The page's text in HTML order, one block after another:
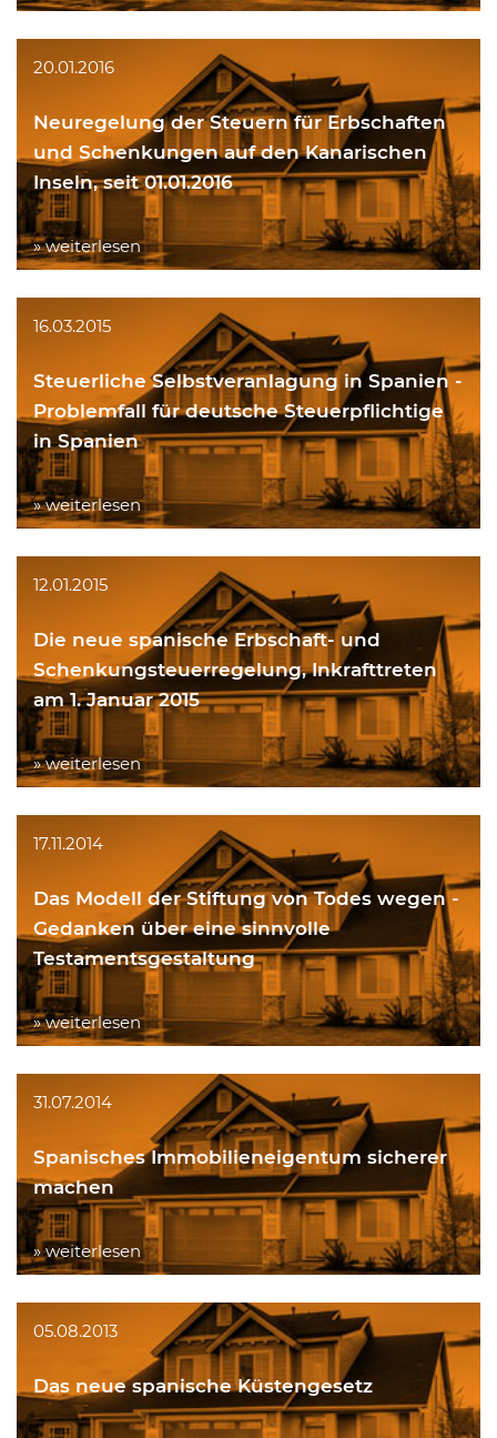
20.01.2016
Neuregelung der Steuern für Erbschaften
und Schenkungen auf den Kanarischen
Inseln, seit 01.01.2016
» weiterlesen
16.03.2015
Steuerliche Selbstveranlagung in Spanien -
Problemfall für deutsche Steuerpflichtige
in Spanien
» weiterlesen
12.01.2015
Die neue spanische Erbschaft- und
Schenkungsteuerregelung, Inkrafttreten
am 1. Januar 2015
» weiterlesen
17.11.2014
Das Modell der Stiftung von Todes wegen -
Gedanken über eine sinnvolle
Testamentsgestaltung
» weiterlesen
31.07.2014
Spanisches Immobilieneigentum sicherer
machen
» weiterlesen
05.08.2013
Das neue spanische Küstengesetz